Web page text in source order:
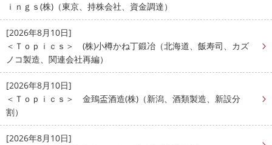
ｉｎｇｓ(株)（東京、持株会社、資金調達）
[2026年8月10日]
＜Ｔｏｐｉｃｓ＞ (株)小樽かね丁鍛冶（北海道、飯寿司、カズ
ノコ製造、関連会社再編）
[2026年8月10日]
＜Ｔｏｐｉｃｓ＞ 金鵄盃酒造(株)（新潟、酒類製造、新設分
割）
[2026年8月10日]